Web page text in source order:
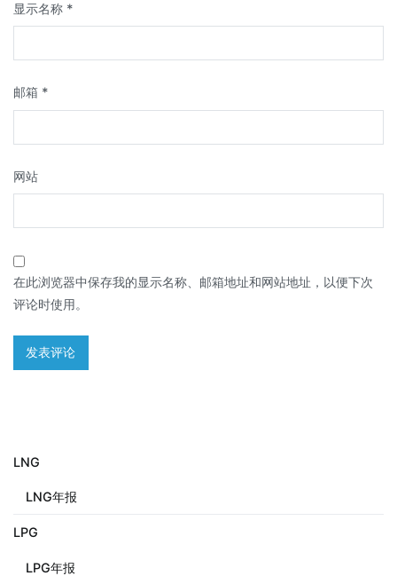
显示名称 *
邮箱 *
网站
在此浏览器中保存我的显示名称、邮箱地址和网站地址，以便下次
评论时使用。
LNG
LNG年报
LPG
LPG年报